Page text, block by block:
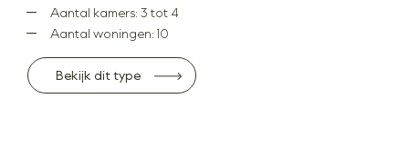
Aantal kamers: 3 tot 4
Aantal woningen: 10
Bekijk dit type